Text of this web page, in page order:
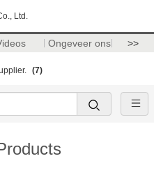
Ltd.
Ongeveer ons >>
(7)